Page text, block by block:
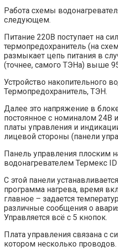
Работа схемы
следующем.
Питание 220В поступает на
термопредохранитель (на
размыкает цепь питания в
(точнее, самого ТЭНа) выше
Устройство накопительного
Термопредохранитель, ТЭН.
Далее это напряжение в
постоянное с номиналом 24В
платы управления и
лицевой стороны (панели
Панель управления плоcким
водонагревателем Термекс
С этой панели
программа нагрева, время
главное – задается
различные сообщения о
Управляется всё с 5 кнопок.
Плата управления связана с
котором несколько проводов.